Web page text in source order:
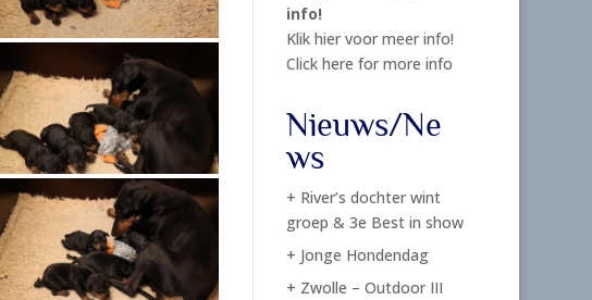
info!
Klik hier voor meer info!
Click here for more info
Nieuws/Ne
ws
+ River’s dochter wint
groep & 3e Best in show
+ Jonge Hondendag
+ Zwolle – Outdoor III